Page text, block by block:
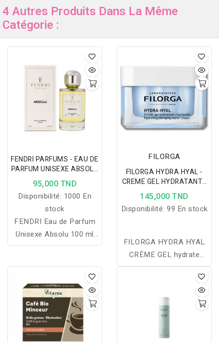
4 Autres Produits Dans La Même
Catégorie :
FENDRI PARFUMS - EAU DE
PARFUM UNISEXE ABSOLU
100 ML
95,000 TND
Disponibilité: 1000 En
stock
FENDRI Eau de Parfum
Unisexe Absolu 100 ml
est une fragrance
élégants et intemporels,
offrant une excellente
tenue et un sillage
sophistiqué, idéale pour
les femmes et les
hommes en quête d'un
FILORGA
FILORGA HYDRA HYAL -
CREME GEL HYDRATANTE
REPULPANTE 50ML
145,000 TND
Disponibilité: 99 En stock
FILORGA HYDRA HYAL
CRÈME GEL hydrate
intensément, repulpe la
peau et affine les pores
grâce à son duo d’acides
hyaluroniques et sa
texture légère idéale pour
les peaux mixtes à